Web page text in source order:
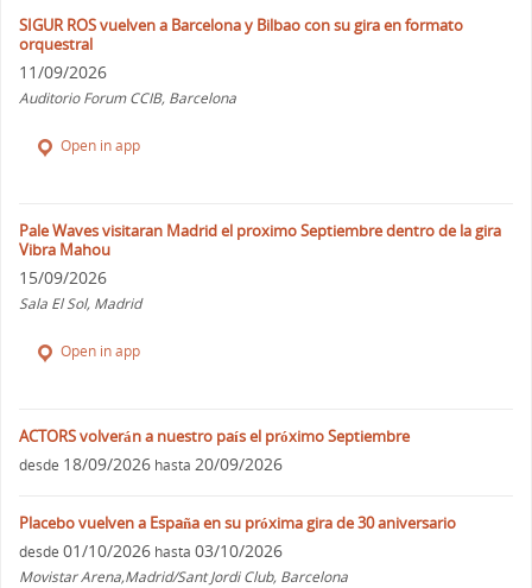
SIGUR ROS vuelven a Barcelona y Bilbao con su gira en formato
orquestral
11/09/2026
Auditorio Forum CCIB, Barcelona
Open in app
Pale Waves visitaran Madrid el proximo Septiembre dentro de la gira
Vibra Mahou
15/09/2026
Sala El Sol, Madrid
Open in app
ACTORS volverán a nuestro país el próximo Septiembre
desde 18/09/2026 hasta 20/09/2026
Placebo vuelven a España en su próxima gira de 30 aniversario
desde 01/10/2026 hasta 03/10/2026
Movistar Arena,Madrid/Sant Jordi Club, Barcelona